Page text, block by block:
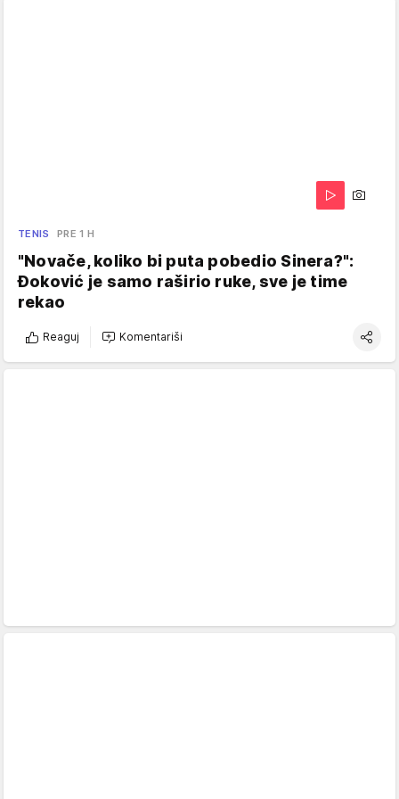
TENIS PRE 1 H
"Novače, koliko bi puta pobedio Sinera?":
Đoković je samo raširio ruke, sve je time
rekao
Reaguj Komentariši